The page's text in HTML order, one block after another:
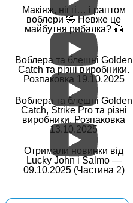
#FK-1026-4
24 грн
Гачок Fanatik
Макіяж, нігті… і раптом
воблери 🤣 Невже це
майбутня рибалка? 🎣
Воблера та блешні Golden
Catch та різні виробники.
Розпаковка 19.10.2025
Воблера та блешні Golden
Catch, Strike Pro та різні
виробники. Розпаковка
13.10.2025
Отримали новинки від
Lucky John і Salmo —
09.10.2025 (Частина 2)